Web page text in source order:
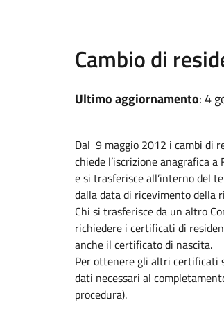
Cambio di
Ultimo aggiornamento: 4
Dal 9 maggio 2012 i cambi di
chiede l’iscrizione anagrafica
e si trasferisce all’interno del
dalla data di ricevimento della
Chi si trasferisce da un altro
richiedere i certificati di
anche il certificato di nascita.
Per ottenere gli altri certificati
dati necessari al
procedura).